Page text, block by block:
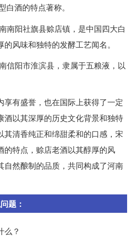
白酒的特点著称。
南阳社旗县赊店镇，是中国四大白
风味和独特的发酵工艺闻名。
信阳市淮滨县，隶属于五粮液，以
享有盛誉，也在国际上获得了一定
酒以其深厚的历史文化背景和独特
其清香纯正和绵甜柔和的口感，宋
的特点，赊店老酒以其醇厚的风
自然酿制的品质，共同构成了河南
题：
么？